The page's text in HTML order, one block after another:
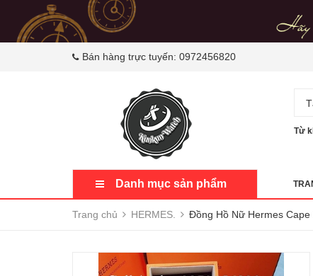
Bán hàng trực tuyến: 0972456820
Từ
Danh mục sản phẩm
Trang chủ HERMES. Đồng Hồ Nữ Hermes Cape